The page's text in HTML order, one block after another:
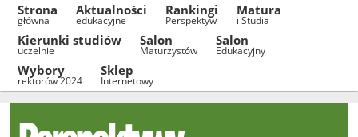
Strona
główna
Aktualności
edukacyjne
Rankingi
Perspektyw
Matura
i Studia
Kierunki studiów
uczelnie
Salon
Maturzystów
Salon
Edukacyjny
Wybory
rektorów 2024
Sklep
Internetowy